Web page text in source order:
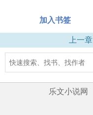
加入书签
上一章
乐文小说网